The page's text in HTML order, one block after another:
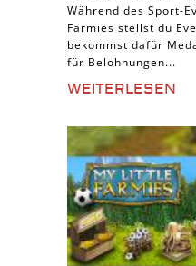
Während des Sport-
Farmies stellst du
bekommst dafür
für Belohnungen...
WEITERLESEN